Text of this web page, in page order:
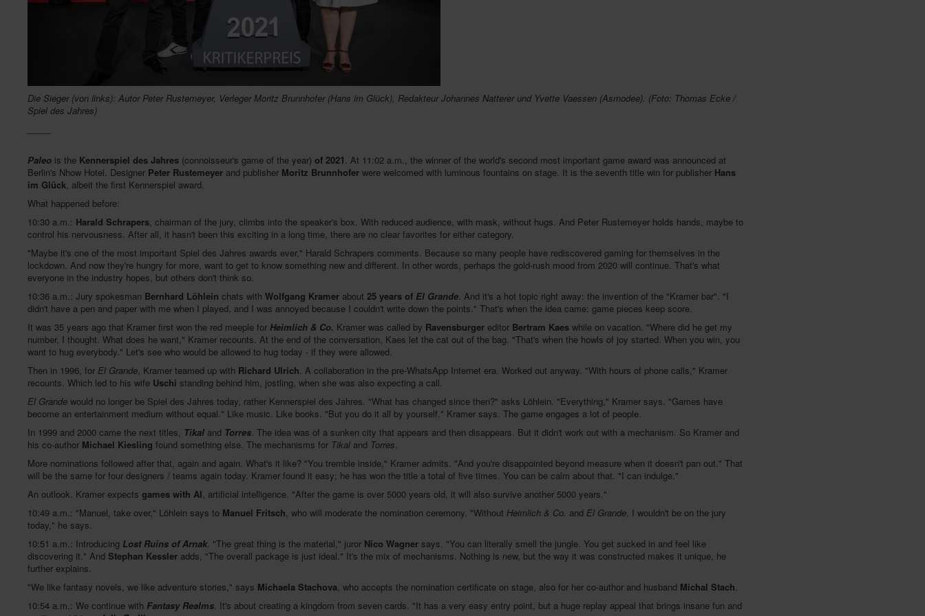
Die Sieger (von links): Autor Peter Rustemeyer, Verleger Moritz Brunnhofer (Hans im Glück), Redakteur Johannes Natterer und Yvette Vaessen (Asmodee). (Foto: Thomas Ecke /
Spiel des Jahres)
Paleo is the Kennerspiel des Jahres (connoisseur's game of the year) of 2021. At 11:02 a.m., the winner of the world's second most important game award was announced at
Berlin's Nhow Hotel. Designer Peter Rustemeyer and publisher Moritz Brunnhofer were welcomed with luminous fountains on stage. It is the seventh title win for publisher Hans
im Glück, albeit the first Kennerspiel award.
What happened before:
10:30 a.m.: Harald Schrapers, chairman of the jury, climbs into the speaker's box. With reduced audience, with mask, without hugs. And Peter Rustemeyer holds hands, maybe to
control his nervousness. After all, it hasn't been this exciting in a long time, there are no clear favorites for either category.
"Maybe it's one of the most important Spiel des Jahres awards ever," Harald Schrapers comments. Because so many people have rediscovered gaming for themselves in the
lockdown. And now they're hungry for more, want to get to know something new and different. In other words, perhaps the gold-rush mood from 2020 will continue. That's what
everyone in the industry hopes, but others don't think so.
10:36 a.m.: Jury spokesman Bernhard Löhlein chats with Wolfgang Kramer about 25 years of El Grande. And it's a hot topic right away: the invention of the "Kramer bar". "I
didn't have a pen and paper with me when I played, and I was annoyed because I couldn't write down the points." That's when the idea came: game pieces keep score.
It was 35 years ago that Kramer first won the red meeple for Heimlich & Co. Kramer was called by Ravensburger editor Bertram Kaes while on vacation. "Where did he get my
number, I thought. What does he want," Kramer recounts. At the end of the conversation, Kaes let the cat out of the bag. "That's when the howls of joy started. When you win, you
want to hug everybody." Let's see who would be allowed to hug today - if they were allowed.
Then in 1996, for El Grande, Kramer teamed up with Richard Ulrich. A collaboration in the pre-WhatsApp Internet era. Worked out anyway. "With hours of phone calls," Kramer
recounts. Which led to his wife Uschi standing behind him, jostling, when she was also expecting a call.
El Grande would no longer be Spiel des Jahres today, rather Kennerspiel des Jahres. "What has changed since then?" asks Löhlein. "Everything," Kramer says. "Games have
become an entertainment medium without equal." Like music. Like books. "But you do it all by yourself," Kramer says. The game engages a lot of people.
In 1999 and 2000 came the next titles, Tikal and Torres. The idea was of a sunken city that appears and then disappears. But it didn't work out with a mechanism. So Kramer and
his co-author Michael Kiesling found something else. The mechanisms for Tikal and Torres.
More nominations followed after that, again and again. What's it like? "You tremble inside," Kramer admits. "And you're disappointed beyond measure when it doesn't pan out." That
will be the same for four designers / teams again today. Kramer found it easy; he has won the title a total of five times. You can be calm about that. "I can indulge."
An outlook. Kramer expects games with AI, artificial intelligence. "After the game is over 5000 years old, it will also survive another 5000 years."
10:49 a.m.: "Manuel, take over," Löhlein says to Manuel Fritsch, who will moderate the nomination ceremony. "Without Heimlich & Co. and El Grande, I wouldn't be on the jury
today," he says.
10:51 a.m.: Introducing Lost Ruins of Arnak. "The great thing is the material," juror Nico Wagner says. "You can literally smell the jungle. You get sucked in and feel like
discovering it." And Stephan Kessler adds, "The overall package is just ideal." It's the mix of mechanisms. Nothing is new, but the way it was constructed makes it unique, he
further explains.
"We like fantasy novels, we like adventure stories," says Michaela Stachova, who accepts the nomination certificate on stage, also for her co-author and husband Michal Stach.
10:54 a.m.: We continue with Fantasy Realms. It's about creating a kingdom from seven cards. "It has a very easy entry point, but a huge replay appeal that brings insane fun and